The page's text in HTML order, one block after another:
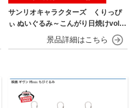
サンリオキャラクターズ くりっぴ
ぃ ぬいぐるみ～こんがり日焼けvol.2